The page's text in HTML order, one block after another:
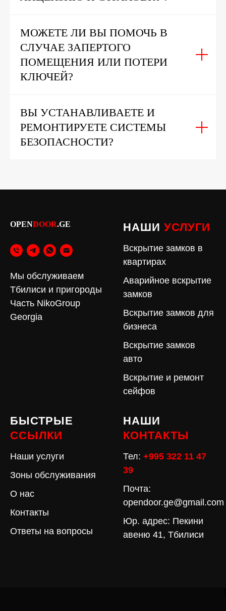
МОЖЕТЕ ЛИ ВЫ ПОМОЧЬ В
СЛУЧАЕ ЗАПЕРТОГО
ПОМЕЩЕНИЯ ИЛИ ПОТЕРИ
КЛЮЧЕЙ?
ВЫ УСТАНАВЛИВАЕТЕ И
РЕМОНТИРУЕТЕ СИСТЕМЫ
БЕЗОПАСНОСТИ?
OPENDOOR.GE
Мы обслуживаем
Тбилиси и пригороды
Часть NikoGroup
Georgia
НАШИ УСЛУГИ
Вскрытие замков в
квартирах
Аварийное вскрытие
замков
Вскрытие замков для
бизнеса
Вскрытие замков
авто
Вскрытие и ремонт
сейфов
БЫСТРЫЕ
ССЫЛКИ
Наши услуги
Зоны обслуживания
О нас
Контакты
Ответы на вопросы
НАШИ
КОНТАКТЫ
Тел: +995 322 11 47
39
Почта:
opendoor.ge@gmail.com
Юр. адрес: Пекини
авеню 41, Тбилиси